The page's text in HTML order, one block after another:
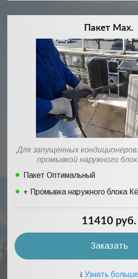
Пакет Max.
Для запущенных
промывкой наружного
Пакет Оптимальный
+ Промывка наружного блока
11410 руб.
Заказать
Узнать больше